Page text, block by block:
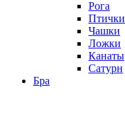
Рога
Птички
Чашки
Ложки
Канаты
Сатурн
Бра